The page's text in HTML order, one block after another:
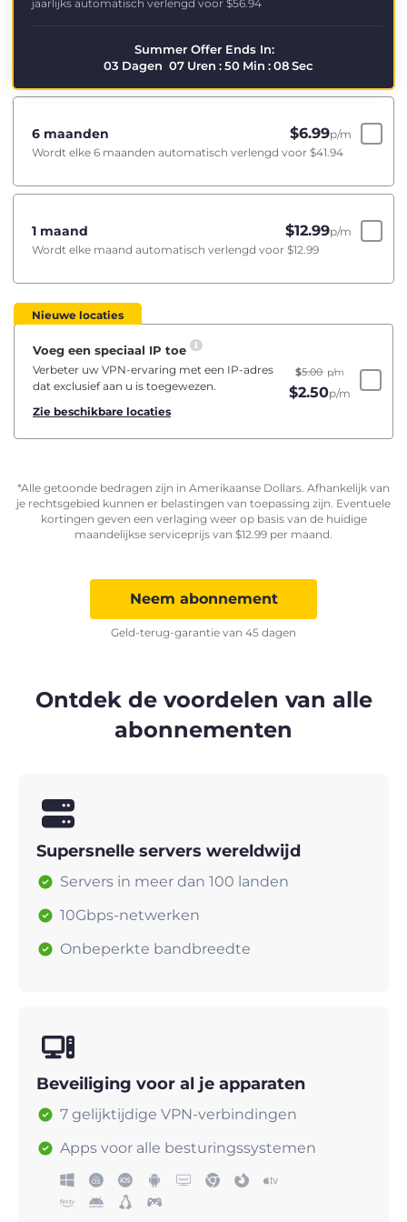
jaarlijks automatisch verlengd voor $56.94
Summer Offer Ends In:
03 Dagen 07 Uren :50 Min :08Sec
6 maanden $6.99p/m
Wordt elke 6 maanden automatisch verlengd voor $41.94
1 maand $12.99p/m
Wordt elke maand automatisch verlengd voor $12.99
Nieuwe locaties
Voeg een speciaal IP toe
Verbeter uw VPN-ervaring met een IP-adres
dat exclusief aan u is toegewezen.
Zie beschikbare locaties
$5.00 p/m
$2.50p/m
*Alle getoonde bedragen zijn in Amerikaanse Dollars. Afhankelijk van
je rechtsgebied kunnen er belastingen van toepassing zijn. Eventuele
kortingen geven een verlaging weer op basis van de huidige
maandelijkse serviceprijs van $12.99 per maand.
Neem abonnement
Geld-terug-garantie van 45 dagen
Ontdek de voordelen van alle
abonnementen
Supersnelle servers wereldwijd
Servers in meer dan 100 landen
10Gbps-netwerken
Onbeperkte bandbreedte
Beveiliging voor al je apparaten
7 gelijktijdige VPN-verbindingen
Apps voor alle besturingssystemen